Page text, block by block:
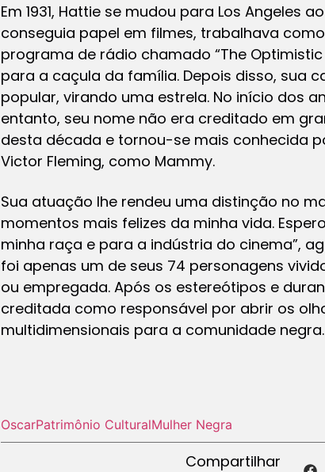
Em 1931, Hattie se mudou para Los Angeles
conseguia papel em filmes, trabalhava
programa de rádio chamado “The
para a caçula da família. Depois disso, sua
popular, virando uma estrela. No início dos
entanto, seu nome não era creditado em
desta década e tornou-se mais conhecida
Victor Fleming, como Mammy.
Sua atuação lhe rendeu uma distinção no
momentos mais felizes da minha vida.
minha raça e para a indústria do cinema”,
foi apenas um de seus 74 personagens
ou empregada. Após os estereótipos e
creditada como responsável por abrir os
multidimensionais para a comunidade negra.
OscarPatrimônio CulturalMulher Negra
Compartilhar